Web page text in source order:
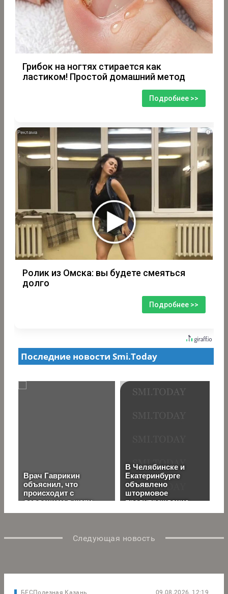
Грибок на ногтях стирается как
ластиком! Простой домашний метод
Подробнее >>
i
Ролик из Омска: вы будете смеяться
долго
Подробнее >>
Следующая новость
БЕСПолезная Казань 09.08.2026, 12:19